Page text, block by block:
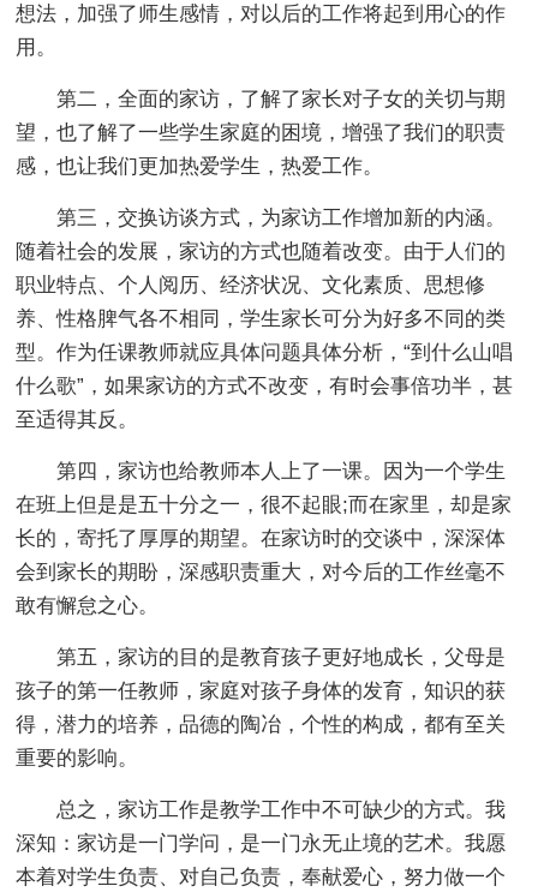
想法，加强了师生感情，对以后的工作将起到用心的作
用。
第二，全面的家访，了解了家长对子女的关切与期
望，也了解了一些学生家庭的困境，增强了我们的职责
感，也让我们更加热爱学生，热爱工作。
第三，交换访谈方式，为家访工作增加新的内涵。
随着社会的发展，家访的方式也随着改变。由于人们的
职业特点、个人阅历、经济状况、文化素质、思想修
养、性格脾气各不相同，学生家长可分为好多不同的类
型。作为任课教师就应具体问题具体分析，“到什么山唱
什么歌”，如果家访的方式不改变，有时会事倍功半，甚
至适得其反。
第四，家访也给教师本人上了一课。因为一个学生
在班上但是是五十分之一，很不起眼;而在家里，却是家
长的，寄托了厚厚的期望。在家访时的交谈中，深深体
会到家长的期盼，深感职责重大，对今后的工作丝毫不
敢有懈怠之心。
第五，家访的目的是教育孩子更好地成长，父母是
孩子的第一任教师，家庭对孩子身体的发育，知识的获
得，潜力的培养，品德的陶冶，个性的构成，都有至关
重要的影响。
总之，家访工作是教学工作中不可缺少的方式。我
深知：家访是一门学问，是一门永无止境的艺术。我愿
本着对学生负责、对自己负责，奉献爱心，努力做一个